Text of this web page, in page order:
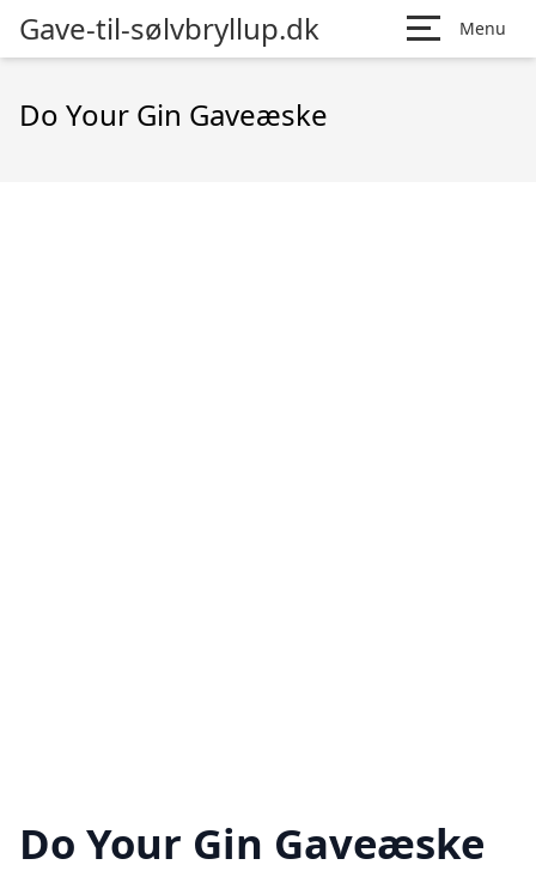
Gave-til-sølvbryllup.dk Menu
Do Your Gin Gaveæske
Do Your Gin Gaveæske